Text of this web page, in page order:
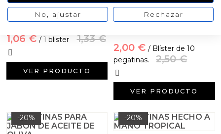
Pegatinas jabon de carbon
1,06 € / 1 blister 1,33 €
VER PRODUCTO
Pegatinas sabonete feito a
2,00 € / Blíster de 10
pegatinas.
2,50 €
VER PRODUCTO
-20% -20%
No, ajustar Rechazar